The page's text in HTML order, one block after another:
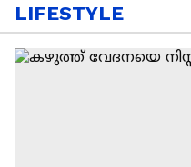
LIFESTYLE